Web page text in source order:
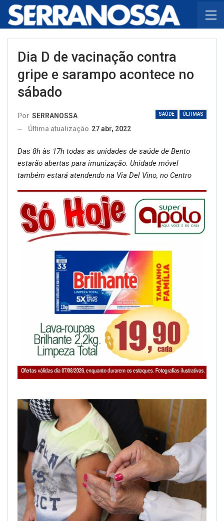
Dia D de vacinação contra
gripe e sarampo acontece no
sábado
SAÚDE ÚLTIMAS
Por SERRANOSSA
Última atualização 27 abr, 2022
Das 8h às 17h todas as unidades de saúde de Bento
estarão abertas para imunização. Unidade móvel
também estará atendendo na Via Del Vino, no Centro